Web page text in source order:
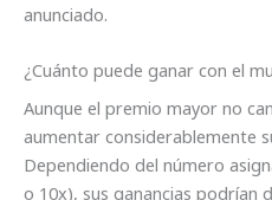
anunciado.
¿Cuánto puede ganar con el
Aunque el premio mayor no
aumentar considerablemente
Dependiendo del número
o 10x), sus ganancias podrían